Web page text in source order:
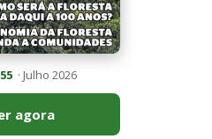
· Julho 2026
agora